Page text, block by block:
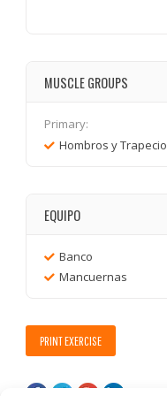
MUSCLE GROUPS
Primary:
Hombros y Trapecio
EQUIPO
Banco
Mancuernas
PRINT EXERCISE